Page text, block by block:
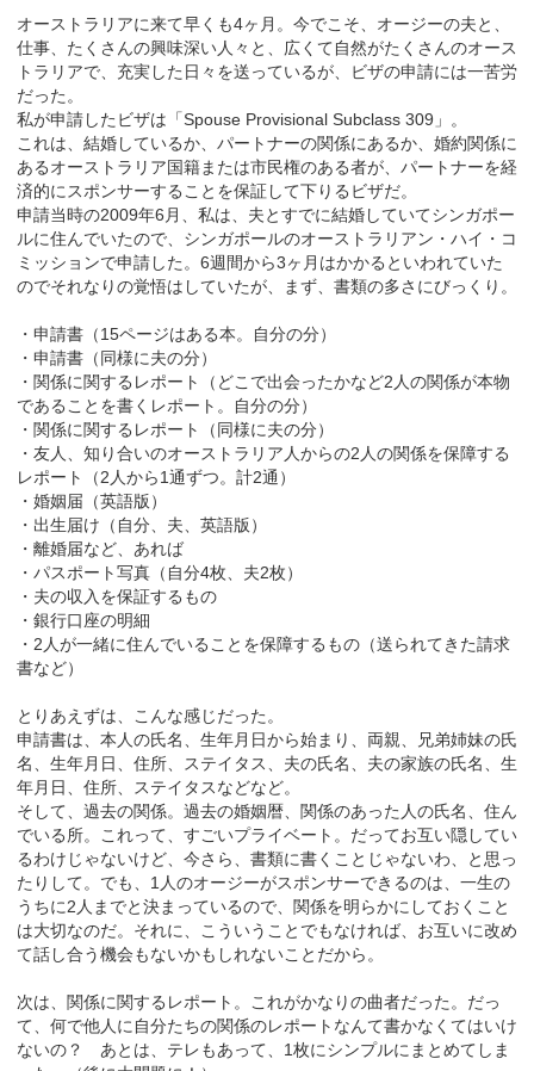
オーストラリアに来て早くも4ヶ月。今でこそ、オージーの夫と、
仕事、たくさんの興味深い人々と、広くて自然がたくさんのオース
トラリアで、充実した日々を送っているが、ビザの申請には一苦労
だった。
私が申請したビザは「Spouse Provisional Subclass 309」。
これは、結婚しているか、パートナーの関係にあるか、婚約関係に
あるオーストラリア国籍または市民権のある者が、パートナーを経
済的にスポンサーすることを保証して下りるビザだ。
申請当時の2009年6月、私は、夫とすでに結婚していてシンガポー
ルに住んでいたので、シンガポールのオーストラリアン・ハイ・コ
ミッションで申請した。6週間から3ヶ月はかかるといわれていた
のでそれなりの覚悟はしていたが、まず、書類の多さにびっくり。
・申請書（15ページはある本。自分の分）
・申請書（同様に夫の分）
・関係に関するレポート（どこで出会ったかなど2人の関係が本物
であることを書くレポート。自分の分）
・関係に関するレポート（同様に夫の分）
・友人、知り合いのオーストラリア人からの2人の関係を保障する
レポート（2人から1通ずつ。計2通）
・婚姻届（英語版）
・出生届け（自分、夫、英語版）
・離婚届など、あれば
・パスポート写真（自分4枚、夫2枚）
・夫の収入を保証するもの
・銀行口座の明細
・2人が一緒に住んでいることを保障するもの（送られてきた請求
書など）
とりあえずは、こんな感じだった。
申請書は、本人の氏名、生年月日から始まり、両親、兄弟姉妹の氏
名、生年月日、住所、ステイタス、夫の氏名、夫の家族の氏名、生
年月日、住所、ステイタスなどなど。
そして、過去の関係。過去の婚姻暦、関係のあった人の氏名、住ん
でいる所。これって、すごいプライベート。だってお互い隠してい
るわけじゃないけど、今さら、書類に書くことじゃないわ、と思っ
たりして。でも、1人のオージーがスポンサーできるのは、一生の
うちに2人までと決まっているので、関係を明らかにしておくこと
は大切なのだ。それに、こういうことでもなければ、お互いに改め
て話し合う機会もないかもしれないことだから。
次は、関係に関するレポート。これがかなりの曲者だった。だっ
て、何で他人に自分たちの関係のレポートなんて書かなくてはいけ
ないの？ あとは、テレもあって、1枚にシンプルにまとめてしま